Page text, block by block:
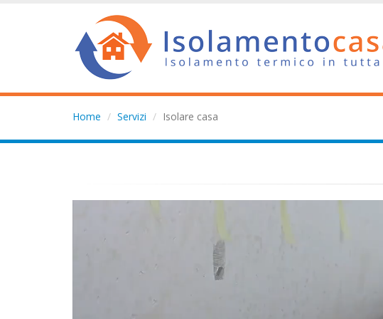
Home Servizi Isolare casa